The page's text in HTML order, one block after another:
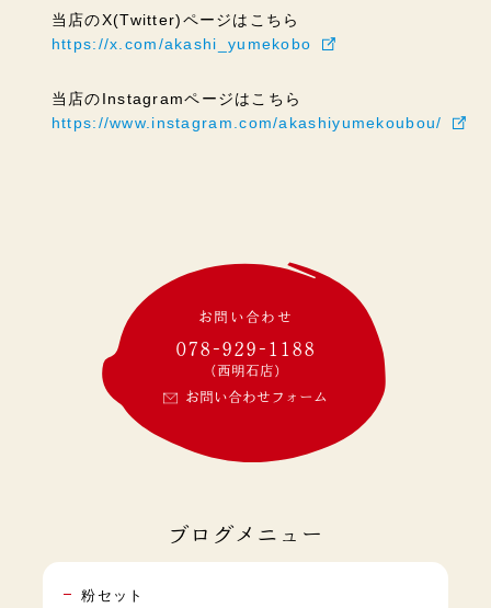
当店のX(Twitter)ページはこちら
https://x.com/akashi_yumekobo
当店のInstagramページはこちら
https://www.instagram.com/akashiyumekoubou/
お問い合わせ
078-929-1188
(西明石店)
お問い合わせフォーム
ブログメニュー
粉セット